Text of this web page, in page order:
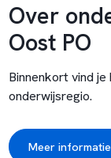
Over
Oost PO
Binnenkort vind
onderwijsregio.
Meer informatie